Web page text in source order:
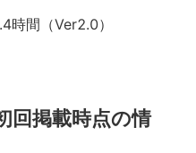
時間（Ver2.0）
回掲載時点の情